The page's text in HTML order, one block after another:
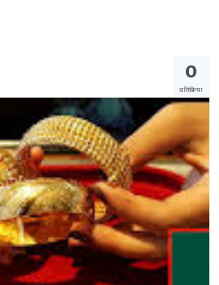
0
प्रतिक्रिया